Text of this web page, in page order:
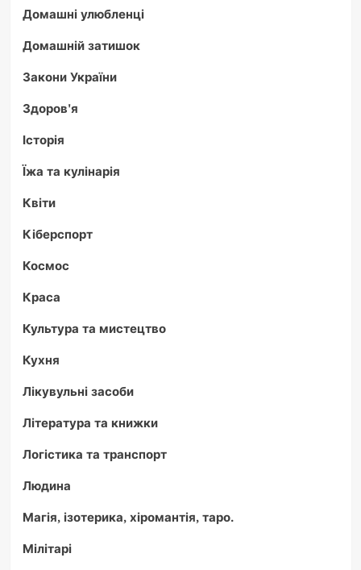
Домашні улюбленці
Домашній затишок
Закони України
Здоров'я
Історія
Їжа та кулінарія
Квіти
Кіберспорт
Космос
Краса
Культура та мистецтво
Кухня
Лікувульні засоби
Література та книжки
Логістика та транспорт
Людина
Магія, ізотерика, хіромантія, таро.
Мілітарі